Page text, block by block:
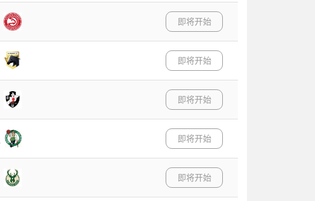
即将开始
即将开始
即将开始
即将开始
即将开始